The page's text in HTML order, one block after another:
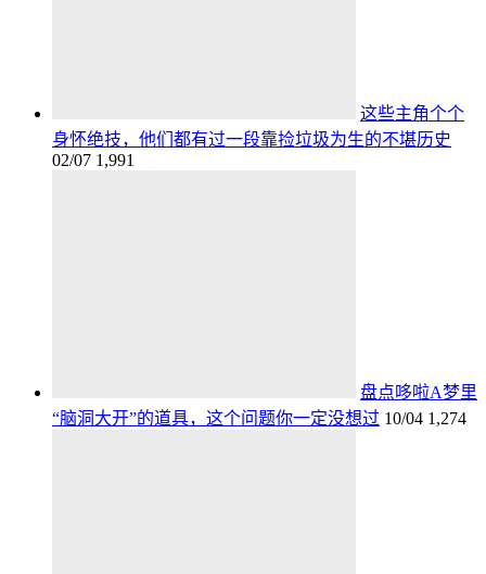
这些主角个个
身怀绝技，他们都有过一段靠捡垃圾为生的不堪历史
02/07 1,991
盘点哆啦A梦里
“脑洞大开”的道具，这个问题你一定没想过 10/04 1,274